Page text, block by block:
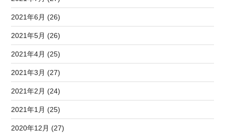
2021年6月 (26)
2021年5月 (26)
2021年4月 (25)
2021年3月 (27)
2021年2月 (24)
2021年1月 (25)
2020年12月 (27)